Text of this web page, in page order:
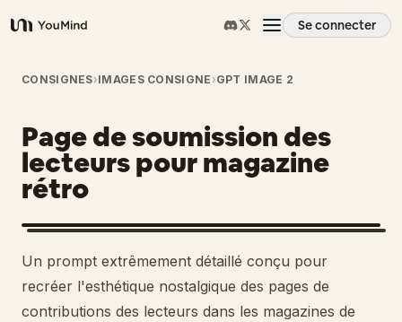
YouMind
Se connecter
Aperçu
Cas d'usage
Compétences
Invites
Tarifs
CONSIGNES›IMAGES CONSIGNE ›GPT IMAGE 2
Page de soumission des
lecteurs pour magazine
rétro
Un prompt extrêmement détaillé conçu pour
recréer l'esthétique nostalgique des pages de
contributions des lecteurs dans les magazines de